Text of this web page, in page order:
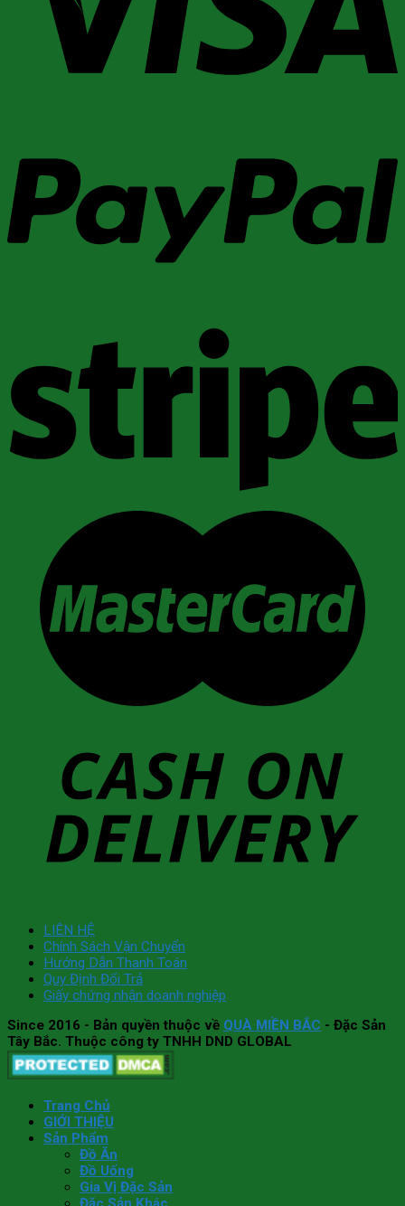
LIÊN HỆ
Chính Sách Vận Chuyển
Hướng Dẫn Thanh Toán
Quy Định Đổi Trả
Giấy chứng nhận doanh nghiệp
Since 2016 - Bản quyền thuộc về QUÀ MIỀN BẮC - Đặc Sản
Tây Bắc. Thuộc công ty TNHH DND GLOBAL
Trang Chủ
GIỚI THIỆU
Sản Phẩm
Đồ Ăn
Đồ Uống
Gia Vị Đặc Sản